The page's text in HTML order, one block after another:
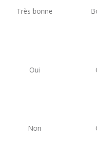
Très bonne
Oui
Non